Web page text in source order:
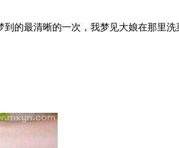
的最清晰的一次，我梦见大娘在那里